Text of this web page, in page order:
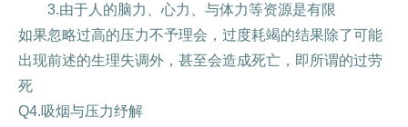
3.由于人的脑力、心力、与体力等资源是有限
如果忽略过高的压力不予理会，过度耗竭的结果除了可能
出现前述的生理失调外，甚至会造成死亡，即所谓的过劳
死
Q4.吸烟与压力纾解